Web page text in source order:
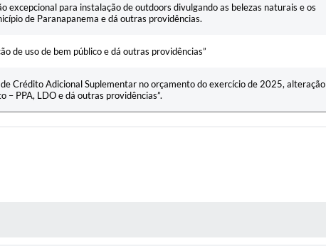
excepcional para instalação de outdoors divulgando as belezas naturais e os
de Paranapanema e dá outras providências.
de uso de bem público e dá outras providências”
Crédito Adicional Suplementar no orçamento do exercício de 2025, alteração
– PPA, LDO e dá outras providências”.